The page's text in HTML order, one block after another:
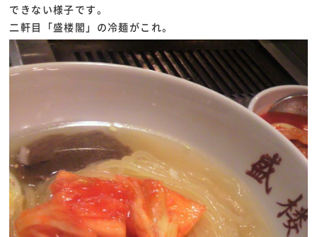
できない様子です。
二軒目「盛楼閣」の冷麺がこれ。